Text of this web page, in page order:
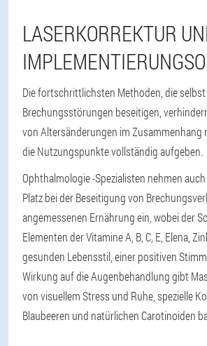
LASERKORREKTUR
Die fortschrittlichsten Methoden, die
Brechungsstörungen beseitigen,
von Altersänderungen im Zusammenhang
die Nutzungspunkte vollständig aufgeben.
Ophthalmologie -Spezialisten nehmen
Platz bei der Beseitigung von
angemessenen Ernährung ein, wobei der
Elementen der Vitamine A, B, C, E, Elena,
gesunden Lebensstil, einer positiven
Wirkung auf die Augenbehandlung gibt
von visuellem Stress und Ruhe, spezielle
Blaubeeren und natürlichen Carotinoiden